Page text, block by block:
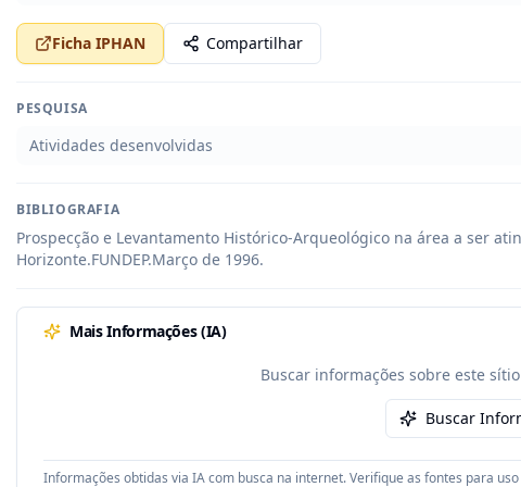
Ficha IPHAN Compartilhar
PESQUISA
Atividades desenvolvidas
BIBLIOGRAFIA
Prospecção e Levantamento Histórico-Arqueológico na área a ser
Horizonte.FUNDEP.Março de 1996.
Mais Informações (IA)
Buscar informações sobre este
Buscar
Informações obtidas via IA com busca na internet. Verifique as fontes para